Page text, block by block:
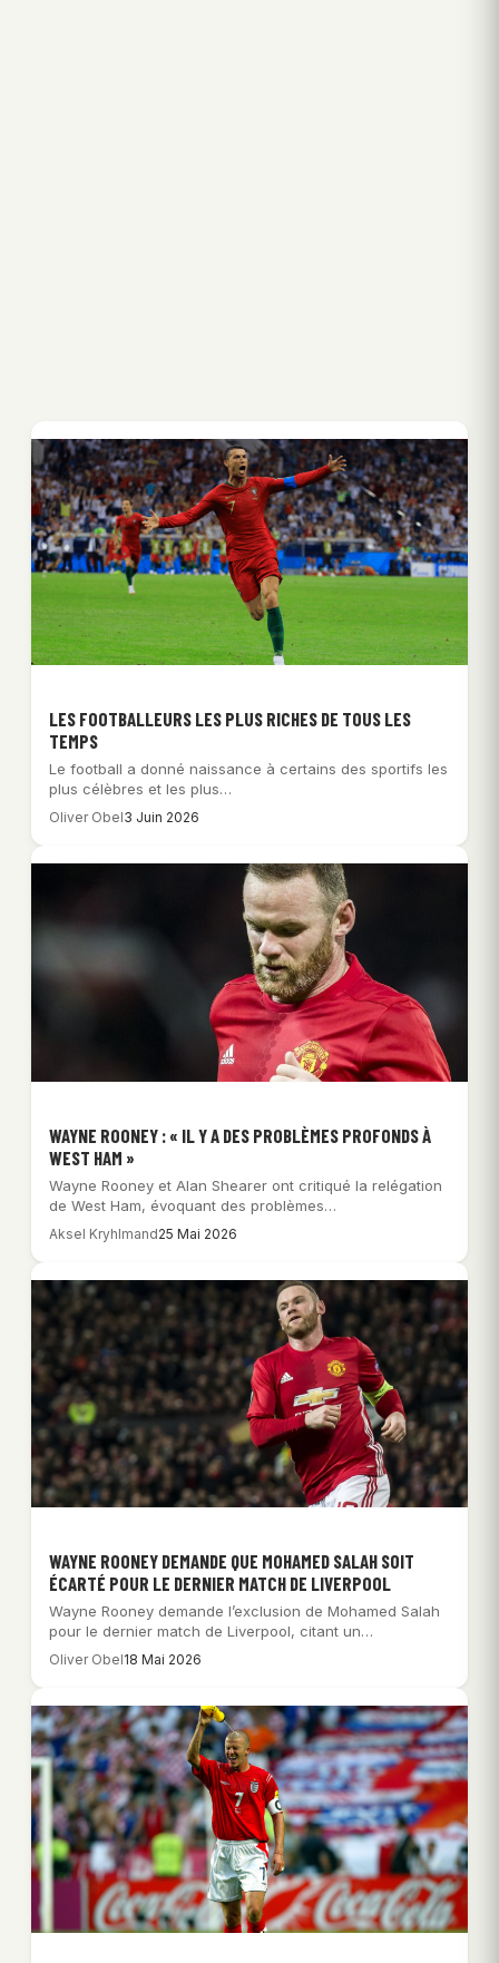
LES FOOTBALLEURS LES PLUS RICHES DE TOUS LES
TEMPS
Le football a donné naissance à certains des sportifs les
plus célèbres et les plus…
Oliver Obel3 Juin 2026
WAYNE ROONEY : « IL Y A DES PROBLÈMES PROFONDS À
WEST HAM »
Wayne Rooney et Alan Shearer ont critiqué la relégation
de West Ham, évoquant des problèmes…
Aksel Kryhlmand25 Mai 2026
WAYNE ROONEY DEMANDE QUE MOHAMED SALAH SOIT
ÉCARTÉ POUR LE DERNIER MATCH DE LIVERPOOL
Wayne Rooney demande l’exclusion de Mohamed Salah
pour le dernier match de Liverpool, citant un…
Oliver Obel18 Mai 2026